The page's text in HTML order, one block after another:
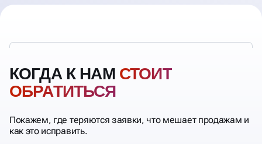
КОГДА К НАМ СТОИТ
ОБРАТИТЬСЯ
Покажем, где теряются заявки, что мешает продажам и
как это исправить.